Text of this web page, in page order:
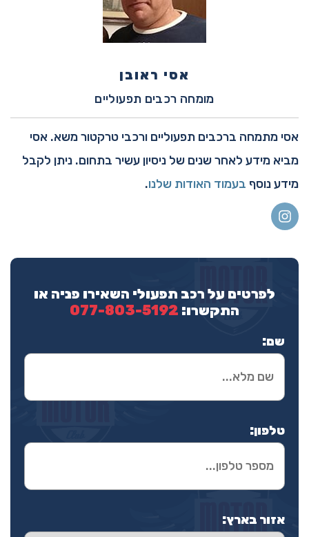
אסי ראובן
מומחה רכבים תפעוליים
אסי מתמחה ברכבים תפעוליים ורכבי טרקטור משא. אסי
מביא מידע לאחר שנים של ניסיון עשיר בתחום. ניתן לקבל
מידע נוסף בעמוד האודות שלנו.
לפרטים על רכב תפעולי השאירו פניה או
התקשרו: 077-803-5192
שם:
טלפון:
אזור בארץ: